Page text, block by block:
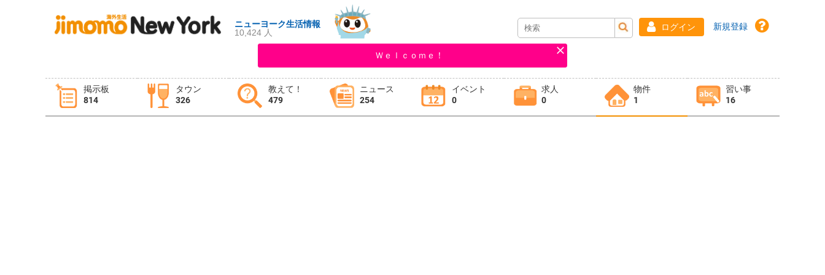
ニューヨーク生活情報
10,424 人
ログイン 新規登録
Ｗｅｌｃｏｍｅ！
掲示板
814
タウン
326
教えて！
479
ニュース
254
イベント
0
求人
0
物件
1
習い事
16
タウン情報